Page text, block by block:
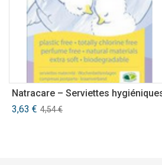
Natracare – Serviettes
4,54€
Le
prix
3,63 €
Le
prix